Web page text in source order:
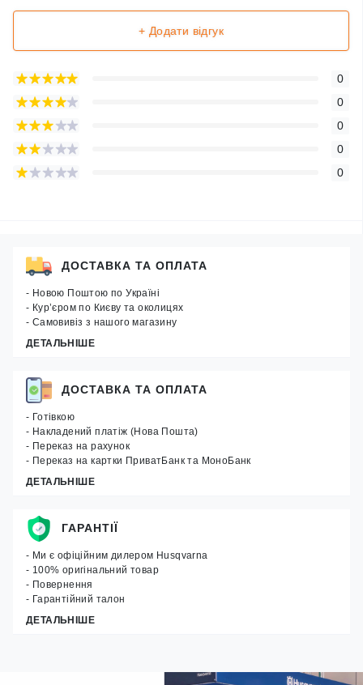
+ Додати відгук
0
0
0
0
0
ДОСТАВКА ТА ОПЛАТА
- Новою Поштою по Україні
- Кур’єром по Києву та околицях
- Самовивіз з нашого магазину
ДЕТАЛЬНІШЕ
ДОСТАВКА ТА ОПЛАТА
- Готівкою
- Накладений платіж (Нова Пошта)
- Переказ на рахунок
- Переказ на картки ПриватБанк та МоноБанк
ДЕТАЛЬНІШЕ
ГАРАНТІЇ
- Ми є офіційним дилером Husqvarna
- 100% оригінальний товар
- Повернення
- Гарантійний талон
ДЕТАЛЬНІШЕ